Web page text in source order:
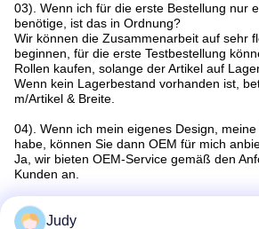
03). Wenn ich für die erste Bestellung nur
benötige, ist das in Ordnung?
Wir können die Zusammenarbeit auf sehr
beginnen, für die erste Testbestellung
Rollen kaufen, solange der Artikel auf
Wenn kein Lagerbestand vorhanden ist,
m/Artikel & Breite.
04). Wenn ich mein eigenes Design,
habe, können Sie dann OEM für mich
Ja, wir bieten OEM-Service gemäß den
Kunden an.
05). Können Sie uns Ihr Muster schicken?
Ja, wir bieten ein kostenloses Muster in A4-
Judy